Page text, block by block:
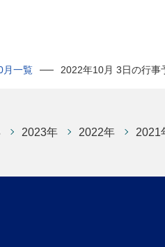
月一覧 2022年10月 3日の行事
2023年 2022年 2021